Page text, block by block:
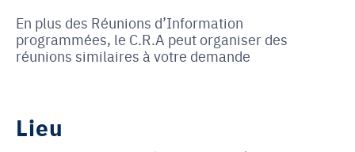
En plus des Réunions d’Information
programmées, le C.R.A peut organiser des
réunions similaires à votre demande
Lieu